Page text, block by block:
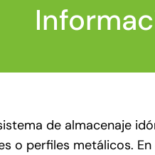
de almacenaje
o perfiles metálicos.